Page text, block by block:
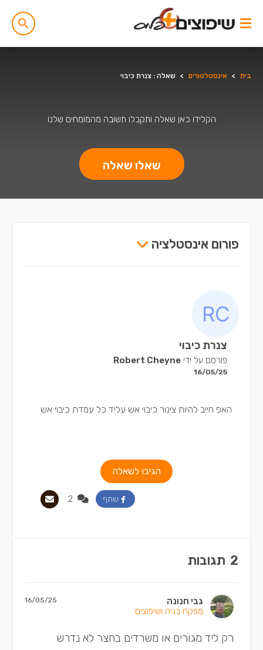
בית > אינסטלטורים > שאלה : צנרת כיבוי
הקלידו כאן שאלה ותקבלו תשובה מהמומחים שלנו
שאלו שאלה
פורום אינסטלציה
צנרת כיבוי
פורסם על ידי Robert Cheyne
16/05/25
האפ חייב להיות צינור כיבוי אש עליד כל עמדת כיבוי אש
הגיבו לשאלה
שתף
2 תגובות
גבי חנונה
מפקח בניה ושיפוצים
16/05/25
רק ליד מגורים או משרדים בחצר לא נדרש